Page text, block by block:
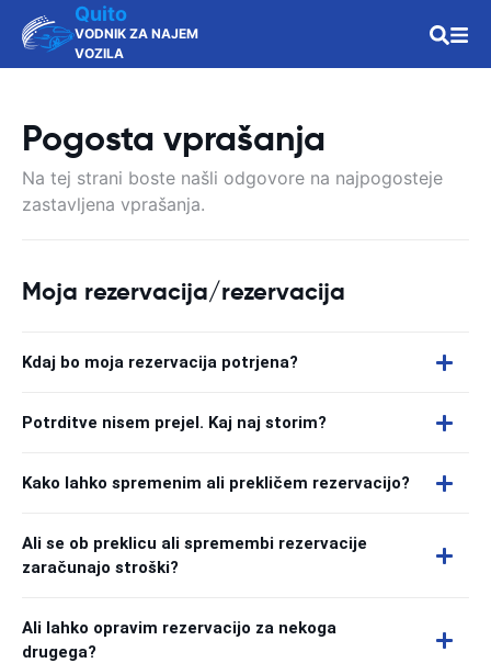
Quito
VODNIK ZA NAJEM
VOZILA
Pogosta vprašanja
Na tej strani boste našli odgovore na najpogosteje
zastavljena vprašanja.
Moja rezervacija/rezervacija
Kdaj bo moja rezervacija potrjena?
Potrditve nisem prejel. Kaj naj storim?
Kako lahko spremenim ali prekličem rezervacijo?
Ali se ob preklicu ali spremembi rezervacije
zaračunajo stroški?
Ali lahko opravim rezervacijo za nekoga
drugega?